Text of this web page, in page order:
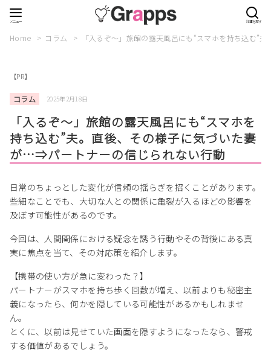
Home コラム 「入るぞ〜」旅館の露天風呂にも“スマホを持ち込む
【PR】
コラム 2025年2月18日
「入るぞ〜」旅館の露天風呂にも“スマホを
持ち込む”夫。直後、その様子に気づいた妻
が…⇒パートナーの信じられない行動
日常のちょっとした変化が信頼の揺らぎを招くことがあります。
些細なことでも、大切な人との関係に亀裂が入るほどの影響を
及ぼす可能性があるのです。
今回は、人間関係における疑念を誘う行動やその背後にある真
実に焦点を当て、その対応策を紹介します。
【携帯の使い方が急に変わった？】
パートナーがスマホを持ち歩く回数が増え、以前よりも秘密主
義になったら、何かを隠している可能性があるかもしれませ
ん。
とくに、以前は見せていた画面を隠すようになったなら、警戒
する価値があるでしょう。